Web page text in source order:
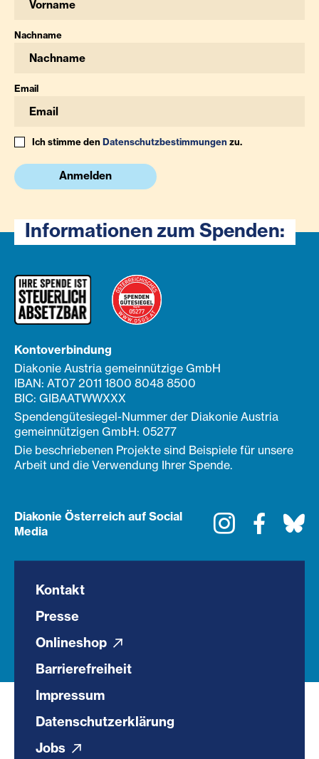
Nachname
Email
Ich stimme denDatenschutzbestimmungenzu.
Anmelden
Informationen zum Spenden:
Kontoverbindung
Diakonie Austria gemeinnützige GmbH
IBAN: AT07 2011 1800 8048 8500
BIC: GIBAATWWXXX
Spendengütesiegel-Nummer der Diakonie Austria
gemeinnützigen GmbH: 05277
Die beschriebenen Projekte sind Beispiele für unsere
Arbeit und die Verwendung Ihrer Spende.
Diakonie Österreich auf Social
Media
Instagram
Kontakt
Presse
Onlineshop
Barrierefreiheit
Impressum
Datenschutzerklärung
Jobs